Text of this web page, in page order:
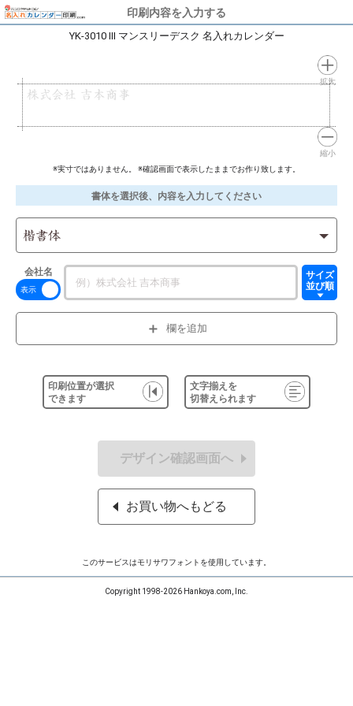
印刷内容を入力する
YK-3010 III マンスリーデスク 名入れカレンダー
株式会社 吉本商事
拡大
縮小
※実寸ではありません。 ※確認画面で表示したままでお作り致します。
書体を選択後、内容を入力してください
楷書体
会社名
サイズ
並び順
欄を追加
印刷位置が選択
できます
文字揃えを
切替えられます
デザイン確認画面へ
お買い物へもどる
このサービスはモリサワフォントを使用しています。
Copyright 1998-2026 Hankoya.com, Inc.